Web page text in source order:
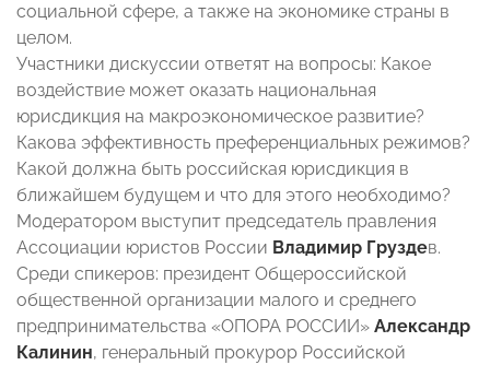
социальной сфере, а также на экономике страны в
целом.
Участники дискуссии ответят на вопросы: Какое
воздействие может оказать национальная
юрисдикция на макроэкономическое развитие?
Какова эффективность преференциальных режимов?
Какой должна быть российская юрисдикция в
ближайшем будущем и что для этого необходимо?
Модератором выступит председатель правления
Ассоциации юристов России Владимир Груздев.
Среди спикеров: президент Общероссийской
общественной организации малого и среднего
предпринимательства «ОПОРА РОССИИ» Александр
Калинин, генеральный прокурор Российской